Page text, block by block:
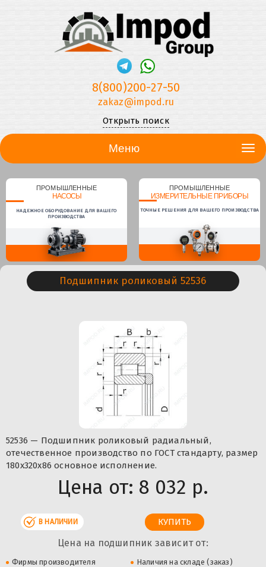
8(800)200-27-50
zakaz@impod.ru
Открыть поиск
Меню
ПРОМЫШЛЕННЫЕ
НАСОСЫ
НАДЕЖНОЕ ОБОРУДОВАНИЕ ДЛЯ ВАШЕГО
ПРОИЗВОДСТВА
ПРОМЫШЛЕННЫЕ
ИЗМЕРИТЕЛЬНЫЕ ПРИБОРЫ
ТОЧНЫЕ РЕШЕНИЯ ДЛЯ ВАШЕГО ПРОИЗВОДСТВА
Подшипник роликовый 52536
52536 — Подшипник роликовый радиальный,
отечественное производство по ГОСТ стандарту, размер
180x320x86 основное исполнение.
Цена от: 8 032 р.
В НАЛИЧИИ
Цена на подшипник зависит от:
Фирмы производителя
Наличия на складе (заказ)